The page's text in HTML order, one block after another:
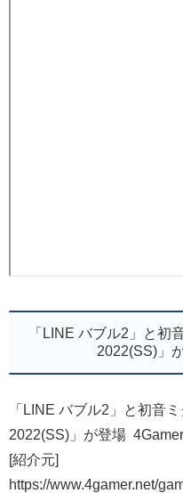
「LINE バブル2」と初
2022(SS)」
「LINE バブル2」と初音
2022(SS)」が登場
[紹介元]
https://www.4gamer.net/